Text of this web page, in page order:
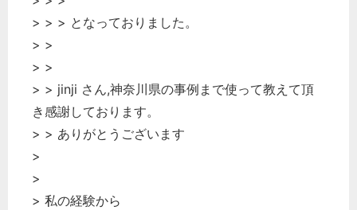
> > > となっておりました。
> >
> >
> > jinji さん,神奈川県の事例まで使って教えて頂
き感謝しております。
> > ありがとうございます
>
>
> 私の経験から